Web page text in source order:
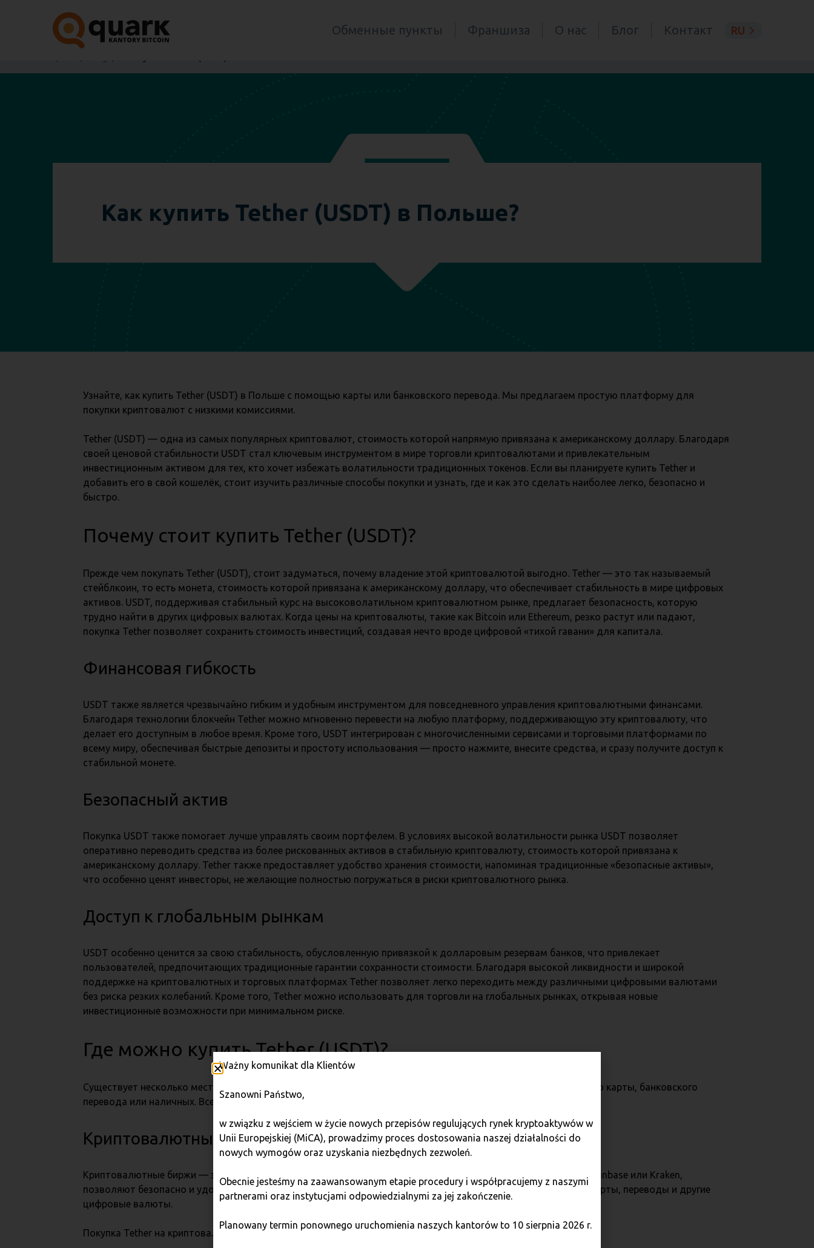
Обменные пункты Франшиза О нас Блог Контакт RU
Как купить Tether (USDT) в Польше?
Узнайте, как купить Tether (USDT) в Польше с помощью карты или банковского перевода. Мы предлагаем простую платформу для
покупки криптовалют с низкими комиссиями.
Tether (USDT) — одна из самых популярных криптовалют, стоимость которой напрямую привязана к американскому доллару. Благодаря
своей ценовой стабильности USDT стал ключевым инструментом в мире торговли криптовалютами и привлекательным
инвестиционным активом для тех, кто хочет избежать волатильности традиционных токенов. Если вы планируете купить Tether и
добавить его в свой кошелёк, стоит изучить различные способы покупки и узнать, где и как это сделать наиболее легко, безопасно и
быстро.
Почему стоит купить Tether (USDT)?
Прежде чем покупать Tether (USDT), стоит задуматься, почему владение этой криптовалютой выгодно. Tether — это так называемый
стейблкоин, то есть монета, стоимость которой привязана к американскому доллару, что обеспечивает стабильность в мире цифровых
активов. USDT, поддерживая стабильный курс на высоковолатильном криптовалютном рынке, предлагает безопасность, которую
трудно найти в других цифровых валютах. Когда цены на криптовалюты, такие как Bitcoin или Ethereum, резко растут или падают,
покупка Tether позволяет сохранить стоимость инвестиций, создавая нечто вроде цифровой «тихой гавани» для капитала.
Финансовая гибкость
USDT также является чрезвычайно гибким и удобным инструментом для повседневного управления криптовалютными финансами.
Благодаря технологии блокчейн Tether можно мгновенно перевести на любую платформу, поддерживающую эту криптовалюту, что
делает его доступным в любое время. Кроме того, USDT интегрирован с многочисленными сервисами и торговыми платформами по
всему миру, обеспечивая быстрые депозиты и простоту использования — просто нажмите, внесите средства, и сразу получите доступ к
стабильной монете.
Безопасный актив
Покупка USDT также помогает лучше управлять своим портфелем. В условиях высокой волатильности рынка USDT позволяет
оперативно переводить средства из более рискованных активов в стабильную криптовалюту, стоимость которой привязана к
американскому доллару. Tether также предоставляет удобство хранения стоимости, напоминая традиционные «безопасные активы»,
что особенно ценят инвесторы, не желающие полностью погружаться в риски криптовалютного рынка.
Доступ к глобальным рынкам
USDT особенно ценится за свою стабильность, обусловленную привязкой к долларовым резервам банков, что привлекает
пользователей, предпочитающих традиционные гарантии сохранности стоимости. Благодаря высокой ликвидности и широкой
поддержке на криптовалютных и торговых платформах Tether позволяет легко переходить между различными цифровыми валютами
без риска резких колебаний. Кроме того, Tether можно использовать для торговли на глобальных рынках, открывая новые
инвестиционные возможности при минимальном риске.
Где можно купить Tether (USDT)?
Существует несколько мест, где можно без проблем купить Tether. В Польше его можно приобрести с помощью карты, банковского
перевода или наличных. Все доступные варианты мы подробно описали ниже.
Криптовалютные биржи
Криптовалютные биржи — это самое популярное место для покупки Tether. Такие платформы, как Binance, Coinbase или Kraken,
позволяют безопасно и удобно покупать USDT, используя различные методы оплаты, включая банковские карты, переводы и другие
цифровые валюты.
Покупка Tether на криптовалютной бирже:
Ważny komunikat dla Klientów
Szanowni Państwo,
w związku z wejściem w życie nowych przepisów regulujących rynek kryptoaktywów w
Unii Europejskiej (MiCA), prowadzimy proces dostosowania naszej działalności do
nowych wymogów oraz uzyskania niezbędnych zezwoleń.
Obecnie jesteśmy na zaawansowanym etapie procedury i współpracujemy z naszymi
partnerami oraz instytucjami odpowiedzialnymi za jej zakończenie.
Planowany termin ponownego uruchomienia naszych kantorów to 10 sierpnia 2026 r.